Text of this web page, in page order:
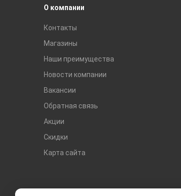
О компании
Контакты
Магазины
Наши преимущества
Новости компании
Вакансии
Обратная связь
Акции
Скидки
Карта сайта